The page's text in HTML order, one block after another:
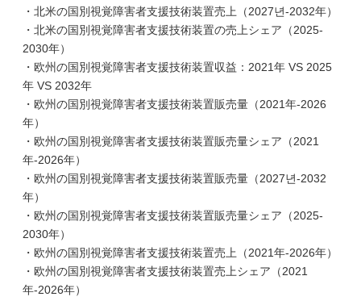
・北米の国別視覚障害者支援技術装置売上（2027년-2032年）
・北米の国別視覚障害者支援技術装置の売上シェア（2025-
2030年）
・欧州の国別視覚障害者支援技術装置収益：2021年 VS 2025
年 VS 2032年
・欧州の国別視覚障害者支援技術装置販売量（2021年-2026
年）
・欧州の国別視覚障害者支援技術装置販売量シェア（2021
年-2026年）
・欧州の国別視覚障害者支援技術装置販売量（2027년-2032
年）
・欧州の国別視覚障害者支援技術装置販売量シェア（2025-
2030年）
・欧州の国別視覚障害者支援技術装置売上（2021年-2026年）
・欧州の国別視覚障害者支援技術装置売上シェア（2021
年-2026年）